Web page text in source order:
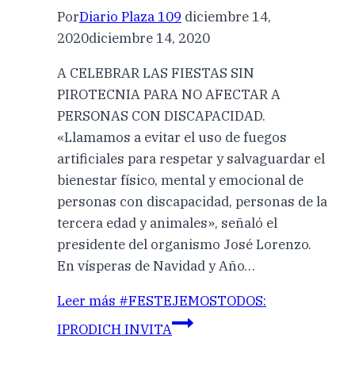
PorDiario Plaza 109 diciembre 14,
2020diciembre 14, 2020
A CELEBRAR LAS FIESTAS SIN
PIROTECNIA PARA NO AFECTAR A
PERSONAS CON DISCAPACIDAD.
«Llamamos a evitar el uso de fuegos
artificiales para respetar y salvaguardar el
bienestar físico, mental y emocional de
personas con discapacidad, personas de la
tercera edad y animales», señaló el
presidente del organismo José Lorenzo.
En vísperas de Navidad y Año…
Leer más #FESTEJEMOSTODOS:
IPRODICH INVITA